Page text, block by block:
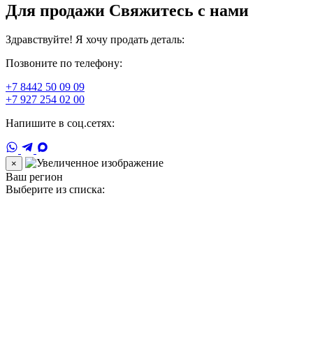
Для продажи Свяжитесь с нами
Здравствуйте! Я хочу продать деталь:
Позвоните по телефону:
+7 8442 50 09 09
+7 927 254 02 00
Напишите в соц.сетях:
×
Ваш регион
Выберите из списка: